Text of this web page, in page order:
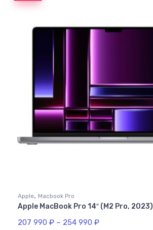
Apple, Macbook Pro
Apple MacBook Pro 14″ (M2 Pro, 2023)
207 990 ₽ – 254 990 ₽